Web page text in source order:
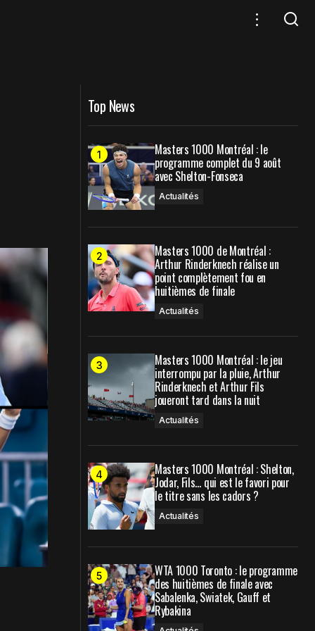
Top News
Masters 1000 Montréal : le
programme complet du 9 août
avec Shelton-Fonseca
Actualités
Masters 1000 de Montréal :
Arthur Rinderknech réalise un
point complètement fou en
huitièmes de finale
Actualités
Masters 1000 Montréal : le jeu
interrompu par la pluie, Arthur
Rinderknech et Arthur Fils
joueront tard dans la nuit
Actualités
Masters 1000 Montréal : Shelton,
Jodar, Fils… qui est le favori pour
le titre sans les cadors ?
Actualités
WTA 1000 Toronto : le programme
des huitièmes de finale avec
Sabalenka, Swiatek, Gauff et
Rybakina